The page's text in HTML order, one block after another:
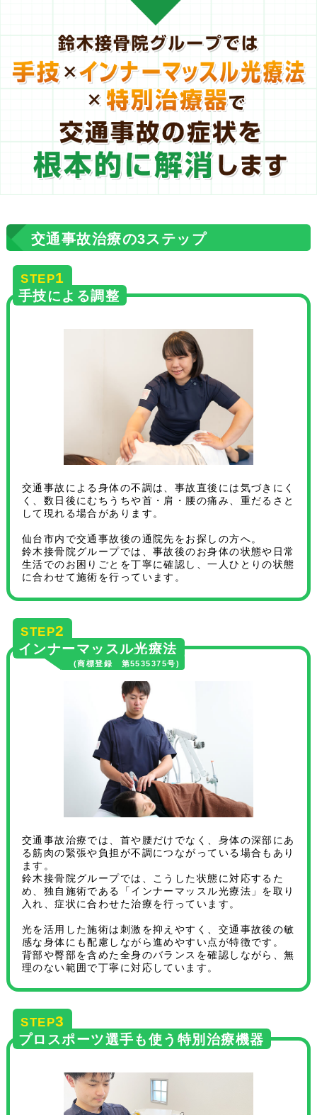
交通事故治療の3ステップ
STEP1
手技による調整
交通事故による身体の不調は、事故直後には気づきにく
く、数日後にむちうちや首・肩・腰の痛み、重だるさと
して現れる場合があります。
仙台市内で交通事故後の通院先をお探しの方へ。
鈴木接骨院グループでは、事故後のお身体の状態や日常
生活でのお困りごとを丁寧に確認し、一人ひとりの状態
に合わせて施術を行っています。
STEP2
インナーマッスル光療法
(商標登録 第5535375号)
交通事故治療では、首や腰だけでなく、身体の深部にあ
る筋肉の緊張や負担が不調につながっている場合もあり
ます。
鈴木接骨院グループでは、こうした状態に対応するた
め、独自施術である「インナーマッスル光療法」を取り
入れ、症状に合わせた治療を行っています。
光を活用した施術は刺激を抑えやすく、交通事故後の敏
感な身体にも配慮しながら進めやすい点が特徴です。
背部や臀部を含めた全身のバランスを確認しながら、無
理のない範囲で丁寧に対応しています。
STEP3
プロスポーツ選手も使う特別治療機器